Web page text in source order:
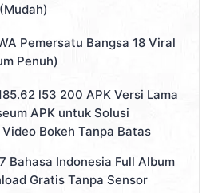
Pemersatu Bangsa 18 Viral
Penuh)
l53 200 APK Versi Lama
APK untuk Solusi
Bokeh Tanpa Batas
Bahasa Indonesia Full Album
Gratis Tanpa Sensor